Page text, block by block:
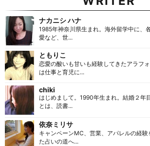
ナカニシ ハナ
1985年神奈川県生まれ。海外留学中に、
愛など、世...
ともりこ
恋愛の酸いも甘いも経験してきたアラフ
は仕事と育児に...
chiki
はじめまして。1990年生まれ。結婚２年
とは、読書...
依奈ミリサ
キャンペーンMC、営業、アパレルの経験
た占いの道へ...